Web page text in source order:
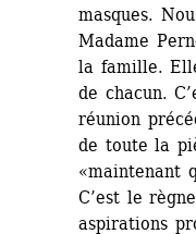
masques.
Madame
la famille.
de chacun.
réunion
de toute la
«maintenant
C’est le
aspirations